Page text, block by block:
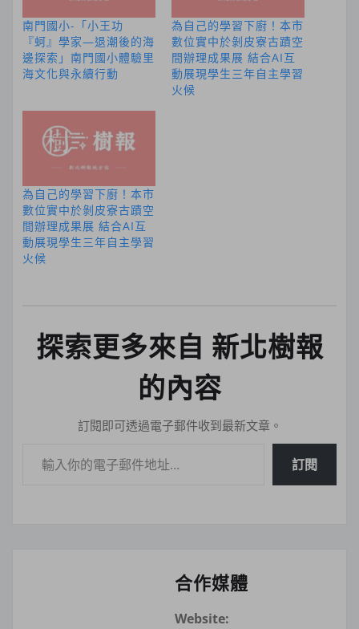
南門國小-「小王功
『蚵』學家—退潮後的海
邊探索」南門國小體驗里
海文化與永續行動
為自己的學習下廚！本市
數位實中於剝皮寮古蹟空
間辦理成果展 結合AI互
動展現學生三年自主學習
火候
為自己的學習下廚！本市
數位實中於剝皮寮古蹟空
間辦理成果展 結合AI互
動展現學生三年自主學習
火候
探索更多來自 新北樹報
的內容
訂閱即可透過電子郵件收到最新文章。
訂閱
合作媒體
Website: